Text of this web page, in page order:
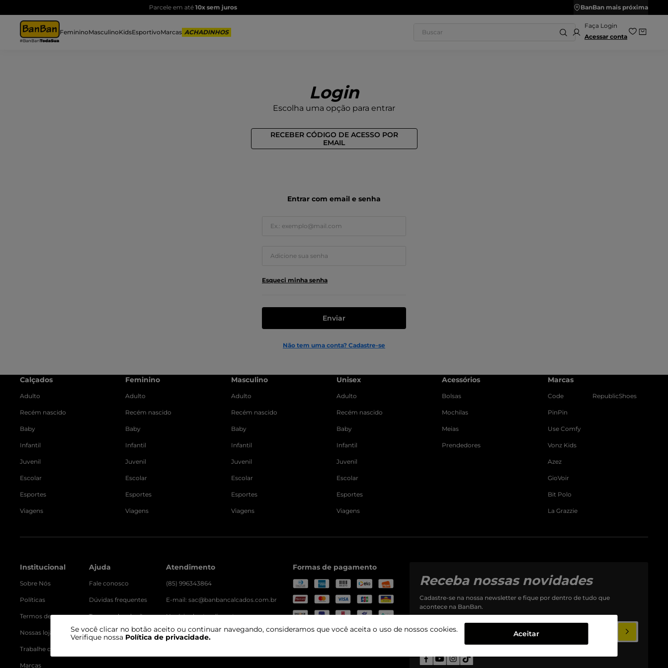
Frete grátis a partir de R$250,00 BanBan mais próxima
FemininoMasculinoKidsEsportivoMarcas
Acessar conta
Se você clicar no botão aceito ou continuar navegando, consideramos que você aceita o uso de nossos cookies.
Verifique nossa Política de privacidade. Aceitar
Escolha uma opção para entrar
RECEBER CÓDIGO DE ACESSO POR
EMAIL
Entrar com email e senha
Esqueci minha senha
Não tem uma conta? Cadastre-se
Calçados
Adulto
Recém nascido
Baby
Infantil
Juvenil
Escolar
Esportes
Viagens
Feminino
Adulto
Recém nascido
Baby
Infantil
Juvenil
Escolar
Esportes
Viagens
Masculino
Adulto
Recém nascido
Baby
Infantil
Juvenil
Escolar
Esportes
Viagens
Unisex
Adulto
Recém nascido
Baby
Infantil
Juvenil
Escolar
Esportes
Viagens
Acessórios
Bolsas
Mochilas
Meias
Prendedores
Marcas
Code
PinPin
Use Comfy
Vonz Kids
Azez
GioVoir
Bit Polo
La Grazzie
RepublicShoes
Institucional
Sobre Nós
Políticas
Termos de uso
Nossas lojas
Trabalhe conosco
Marcas
Ajuda
Fale conosco
Dúvidas frequentes
Trocas e devoluções
Atendimento
(85) 996343864
E-mail: sac@banbancalcados.com.br
Horário de atendimento:
Das 8h às 18h - seg - sex
Formas de pagamento
Receba nossas novidades
Cadastre-se na nossa newsletter e fique por dentro de tudo que
acontece na BanBan.